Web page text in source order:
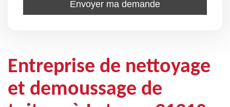
Entreprise de nettoyage
et demoussage de